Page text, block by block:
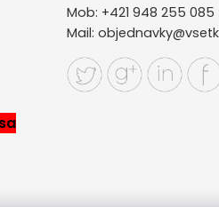
Mob: +421 948 255 085
Mail: